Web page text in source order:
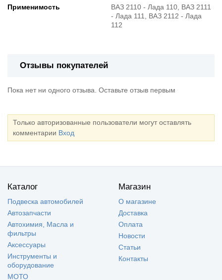
Применимость
ВАЗ 2110 - Лада 110, ВАЗ 2111
- Лада 111, ВАЗ 2112 - Лада
112
Отзывы покупателей
Пока нет ни одного отзыва. Оставьте отзыв первым
Только авторизованные пользователи могут оставлять
комментарии Вход
Каталог
Подвеска автомобилей
Автозапчасти
Автохимия, Масла и
фильтры
Аксессуары
Инструменты и
оборудование
МОТО
Магазин
О магазине
Доставка
Оплата
Новости
Статьи
Контакты